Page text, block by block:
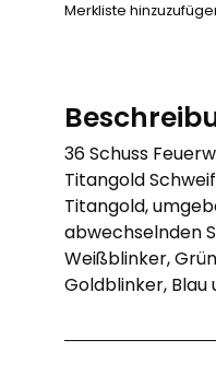
Merkliste
36 Schuss
Titangold
Titangold,
abwechselnden
Weißblinker,
Goldblinker, Blau